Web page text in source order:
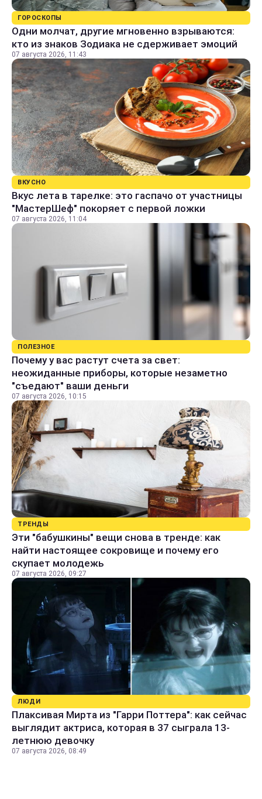
ГОРОСКОПЫ
Одни молчат, другие мгновенно взрываются:
кто из знаков Зодиака не сдерживает эмоций
07 августа 2026, 11:43
ВКУСНО
Вкус лета в тарелке: это гаспачо от участницы
"МастерШеф" покоряет с первой ложки
07 августа 2026, 11:04
ПОЛЕЗНОЕ
Почему у вас растут счета за свет:
неожиданные приборы, которые незаметно
"съедают" ваши деньги
07 августа 2026, 10:15
ТРЕНДЫ
Эти "бабушкины" вещи снова в тренде: как
найти настоящее сокровище и почему его
скупает молодежь
07 августа 2026, 09:27
ЛЮДИ
Плаксивая Мирта из "Гарри Поттера": как сейчас
выглядит актриса, которая в 37 сыграла 13-
летнюю девочку
07 августа 2026, 08:49